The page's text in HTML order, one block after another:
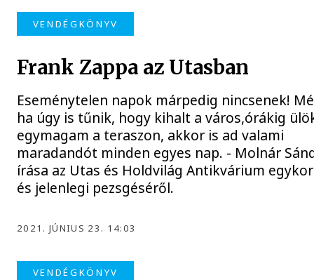
VENDÉGKÖNYV
Frank Zappa az Utasban
Eseménytelen napok márpedig nincsenek!
ha úgy is tűnik, hogy kihalt a város,órákig
egymagam a teraszon, akkor is ad valami
maradandót minden egyes nap. - Molnár
írása az Utas és Holdvilág Antikvárium
és jelenlegi pezsgéséről.
2021. JÚNIUS 23. 14:03
VENDÉGKÖNYV